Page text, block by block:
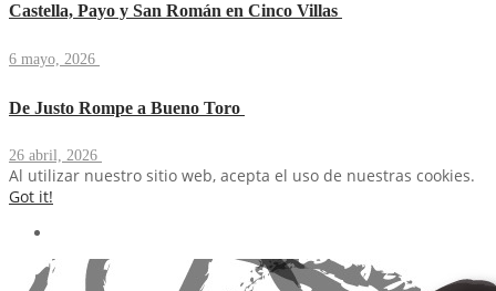
Castella, Payo y San Román en Cinco Villas
6 mayo, 2026
De Justo Rompe a Bueno Toro
26 abril, 2026
Al utilizar nuestro sitio web, acepta el uso de nuestras cookies.
Got it!